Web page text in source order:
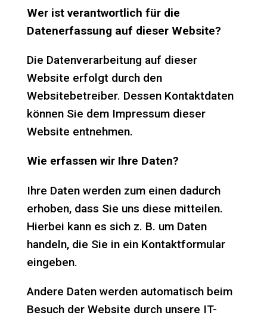
Wer ist verantwortlich für die
Datenerfassung auf dieser Website?
Die Datenverarbeitung auf dieser
Website erfolgt durch den
Websitebetreiber. Dessen Kontaktdaten
können Sie dem Impressum dieser
Website entnehmen.
Wie erfassen wir Ihre Daten?
Ihre Daten werden zum einen dadurch
erhoben, dass Sie uns diese mitteilen.
Hierbei kann es sich z. B. um Daten
handeln, die Sie in ein Kontaktformular
eingeben.
Andere Daten werden automatisch beim
Besuch der Website durch unsere IT-